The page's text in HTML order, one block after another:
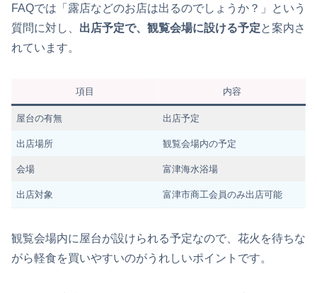
FAQでは「露店などのお店は出るのでしょうか？」という
質問に対し、 出店予定で、観覧会場に設ける予定と案内さ
れています。
項目 内容
屋台の有無 出店予定
出店場所 観覧会場内の予定
会場 富津海水浴場
出店対象 富津市商工会員のみ出店可能
観覧会場内に屋台が設けられる予定なので、花火を待ちな
がら軽食を買いやすいのがうれしいポイントです。